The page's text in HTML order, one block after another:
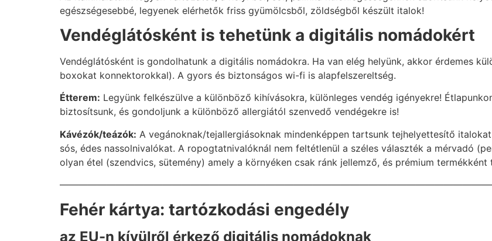
egészségesebbé, legyenek elérhetők friss gyümölcsből, zöldségből készült italok!
Vendéglátósként is tehetünk a digitális nomádokért
Vendéglátósként is gondolhatunk a digitális nomádokra. Ha van elég helyünk, akkor érdemes
boxokat konnektorokkal). A gyors és biztonságos wi-fi is alapfelszereltség.
Étterem: Legyünk felkészülve a különböző kihívásokra, különleges vendég igényekre!
biztosítsunk, és gondoljunk a különböző allergiától szenvedő vendégekre is!
Kávézók/teázók: A vegánoknak/tejallergiásoknak mindenképpen tartsunk tejhelyettesítő
sós, édes nassolnivalókat. A ropogtatnivalóknál nem feltétlenül a széles választék a mérvadó
olyan étel (szendvics, sütemény) amely a környéken csak ránk jellemző, és prémium
Fehér kártya: tartózkodási engedély
az EU-n kívülről érkező digitális nomádoknak